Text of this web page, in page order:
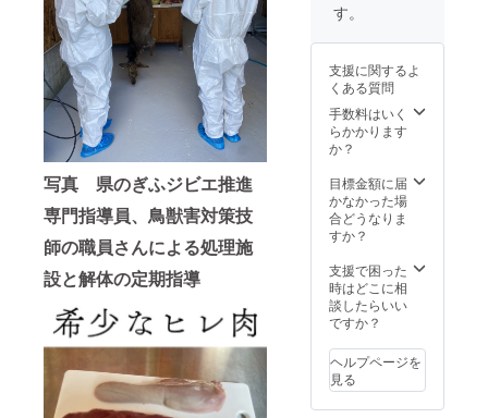
写真 県のぎふジビエ推進
専門指導員、鳥獣害対策技
師の職員さんによる処理施
設と解体の定期指導
（約１
スジが
多い部
位にな
レー、
シ
チュー
めで
す。 7
月、背
ロース
キ用
（約
2kg）
は各自
いしま
す。
何が必
要かわ
は何で
も聞い
て下さ
験日
程：R4
年4月1
日～R4
日の間
で応相
談。
ご希望
す。
支援に関するよ
くある質問
手数料はいく
らかかります
か？
目標金額に届
かなかった場
合どうなりま
すか？
支援で困った
時はどこに相
談したらいい
ですか？
ヘルプページを
見る